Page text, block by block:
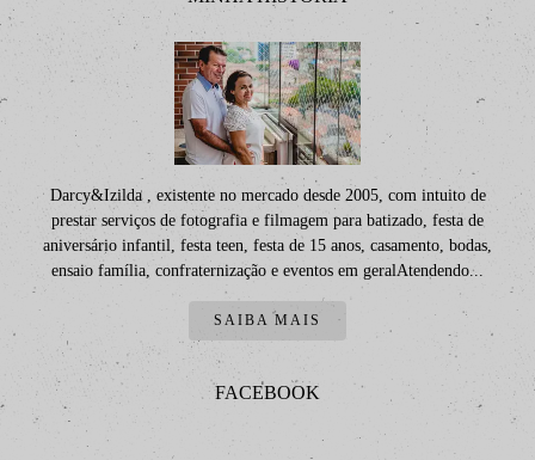
Darcy&Izilda , existente no mercado desde 2005, com intuito de
prestar serviços de fotografia e filmagem para batizado, festa de
aniversário infantil, festa teen, festa de 15 anos, casamento, bodas,
ensaio família, confraternização e eventos em geralAtendendo...
SAIBA MAIS
FACEBOOK